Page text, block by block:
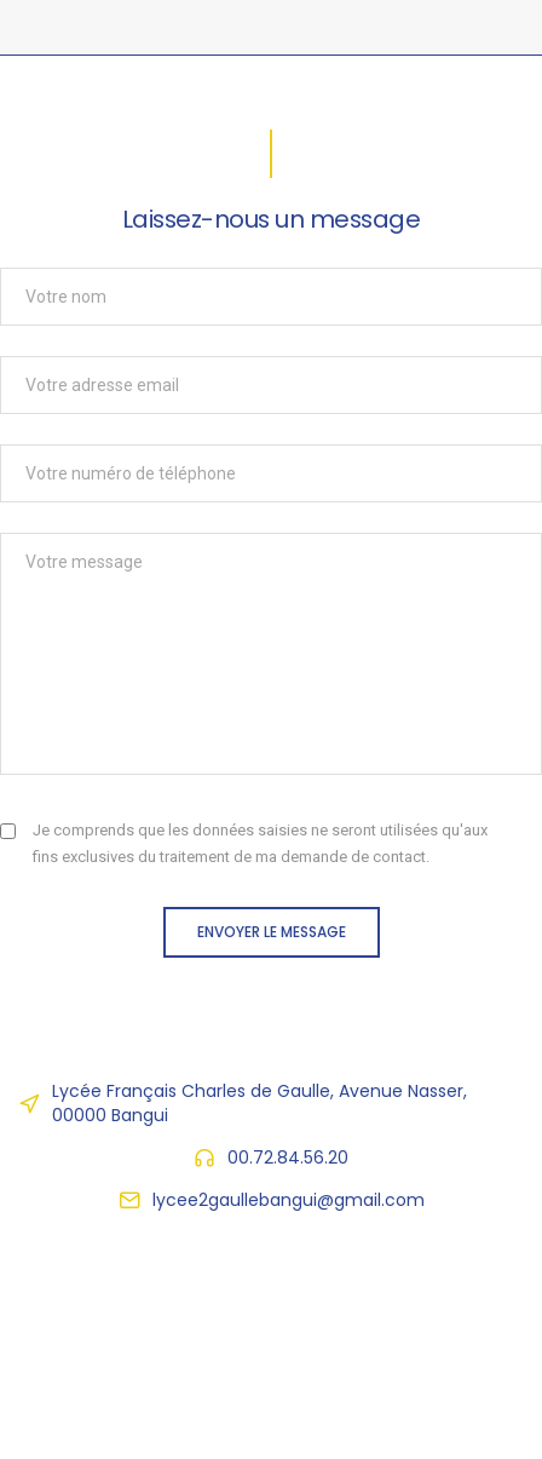
Laissez-nous un message
Je comprends que les données saisies ne seront utilisées qu'aux
fins exclusives du traitement de ma demande de contact.
ENVOYER LE MESSAGE
Lycée Français Charles de Gaulle, Avenue Nasser,
00000 Bangui
00.72.84.56.20
lycee2gaullebangui@gmail.com